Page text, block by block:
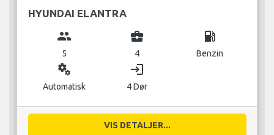
HYUNDAI ELANTRA
group
5
business_center
4
local_gas_station
Benzin
miscellaneous_services
Automatisk
login
4 Dør
VIS DETALJER...